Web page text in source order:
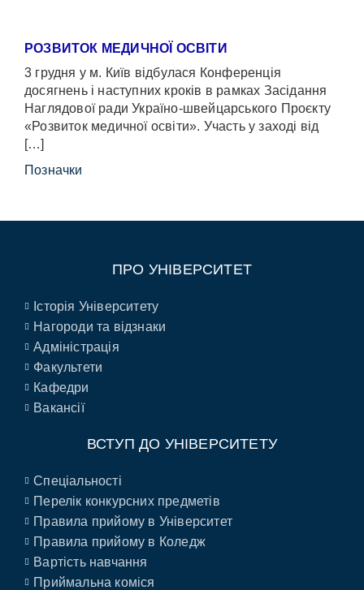
РОЗВИТОК МЕДИЧНОЇ ОСВІТИ
3 грудня у м. Київ відбулася Конференція
досягнень і наступних кроків в рамках Засідання
Наглядової ради Україно-швейцарського Проєкту
«Розвиток медичної освіти». Участь у заході від
[…]
Позначки
ПРО УНІВЕРСИТЕТ
Історія Університету
Нагороди та відзнаки
Адміністрація
Факультети
Кафедри
Вакансії
ВСТУП ДО УНІВЕРСИТЕТУ
Спеціальності
Перелік конкурсних предметів
Правила прийому в Університет
Правила прийому в Коледж
Вартість навчання
Приймальна коміся